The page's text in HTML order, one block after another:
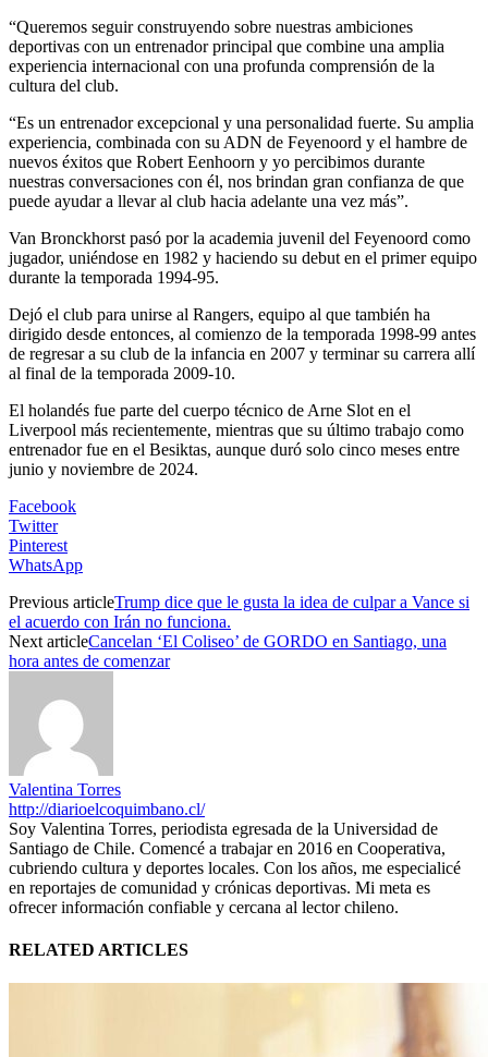
“Queremos seguir construyendo sobre nuestras ambiciones
deportivas con un entrenador principal que combine una amplia
experiencia internacional con una profunda comprensión de la
cultura del club.
“Es un entrenador excepcional y una personalidad fuerte. Su amplia
experiencia, combinada con su ADN de Feyenoord y el hambre de
nuevos éxitos que Robert Eenhoorn y yo percibimos durante
nuestras conversaciones con él, nos brindan gran confianza de que
puede ayudar a llevar al club hacia adelante una vez más”.
Van Bronckhorst pasó por la academia juvenil del Feyenoord como
jugador, uniéndose en 1982 y haciendo su debut en el primer equipo
durante la temporada 1994-95.
Dejó el club para unirse al Rangers, equipo al que también ha
dirigido desde entonces, al comienzo de la temporada 1998-99 antes
de regresar a su club de la infancia en 2007 y terminar su carrera allí
al final de la temporada 2009-10.
El holandés fue parte del cuerpo técnico de Arne Slot en el
Liverpool más recientemente, mientras que su último trabajo como
entrenador fue en el Besiktas, aunque duró solo cinco meses entre
junio y noviembre de 2024.
Facebook
Twitter
Pinterest
WhatsApp
Previous articleTrump dice que le gusta la idea de culpar a Vance si
el acuerdo con Irán no funciona.
Next articleCancelan ‘El Coliseo’ de GORDO en Santiago, una
hora antes de comenzar
Valentina Torres
http://diarioelcoquimbano.cl/
Soy Valentina Torres, periodista egresada de la Universidad de
Santiago de Chile. Comencé a trabajar en 2016 en Cooperativa,
cubriendo cultura y deportes locales. Con los años, me especialicé
en reportajes de comunidad y crónicas deportivas. Mi meta es
ofrecer información confiable y cercana al lector chileno.
RELATED ARTICLES